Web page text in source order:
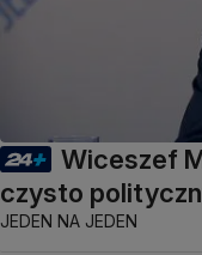
Wiceszef
czysto
JEDEN NA JEDEN